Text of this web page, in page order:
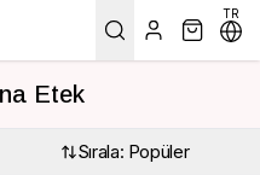
TR
Etek
Sırala: Popüler